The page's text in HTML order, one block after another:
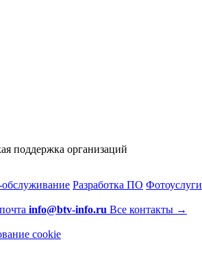
поддержка организаций
Разработка ПО Фотоуслуги
info@btv-info.ru Все контакты →
cookie